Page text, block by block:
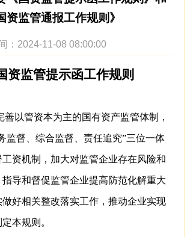
资监管通报工作规则》
：2024-11-08 08:00:00
资监管提示函工作规则
善以管资本为主的国有资产监管体制，
监督、综合监督、责任追究”三位一体
资机制，加大对监管企业存在风险和
导和督促监管企业提高防范化解重大
做好相关整改落实工作，推动企业实现
本规则。